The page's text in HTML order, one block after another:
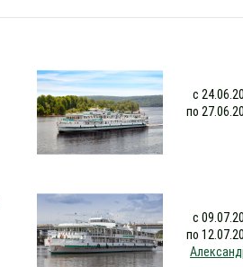
с
по
с
по